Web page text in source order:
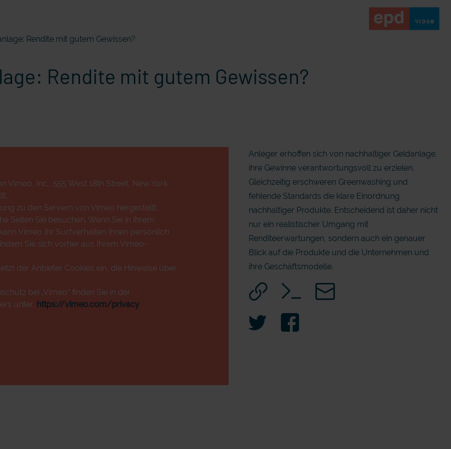
Rendite mit gutem Gewissen?
Rendite mit gutem Gewissen?
Vimeo, Inc., 555 West 18th Street, New York,
zu den Servern von Vimeo hergestellt.
Seiten Sie besuchen. Wenn Sie in Ihrem
Vimeo Ihr Surfverhalten Ihnen persönlich
Sie sich vorher aus Ihrem Vimeo-
der Anbieter Cookies ein, die Hinweise über
bei „Vimeo“ finden Sie in der
unter: https://vimeo.com/privacy
Anleger erhoffen sich von nachhaltiger Geldanlage,
ihre Gewinne verantwortungsvoll zu erzielen.
Gleichzeitig erschweren Greenwashing und
fehlende Standards die klare Einordnung
nachhaltiger Produkte. Entscheidend ist daher nicht
nur ein realistischer Umgang mit
Renditeerwartungen, sondern auch ein genauer
Blick auf die Produkte und die Unternehmen und
ihre Geschäftsmodelle.